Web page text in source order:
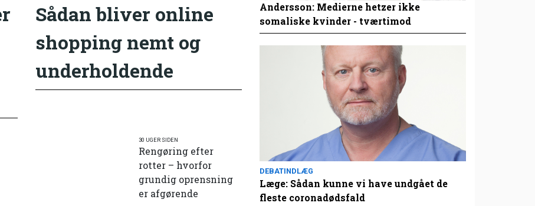
Sådan bliver online
shopping nemt og
underholdende
30 UGER SIDEN
Rengøring efter
rotter – hvorfor
grundig oprensning
er afgørende
Andersson: Medierne hetzer ikke
somaliske kvinder - tværtimod
DEBATINDLÆG
Læge: Sådan kunne vi have undgået de
fleste coronadødsfald